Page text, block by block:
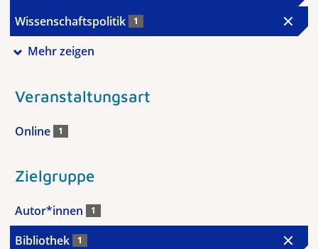
Wissenschaftspolitik 1
Mehr zeigen
Veranstaltungsart
Online 1
Zielgruppe
Autor*innen 1
Bibliothek 1